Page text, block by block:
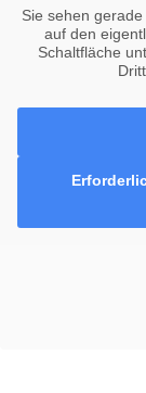
Sie sehen
auf den
Schaltfläche